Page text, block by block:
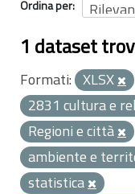
Ordina per
1 dataset
Formati: XLSX
2831 cultura e
Regioni e città
ambiente e
statistica